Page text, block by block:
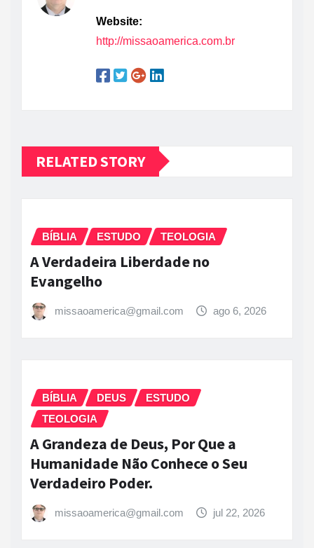
Website:
http://missaoamerica.com.br
RELATED STORY
BÍBLIA ESTUDO TEOLOGIA
A Verdadeira Liberdade no
Evangelho
missaoamerica@gmail.com ago 6, 2026
BÍBLIA DEUS
ESTUDO
TEOLOGIA
A Grandeza de Deus, Por Que a
Humanidade Não Conhece o Seu
Verdadeiro Poder.
missaoamerica@gmail.com jul 22, 2026